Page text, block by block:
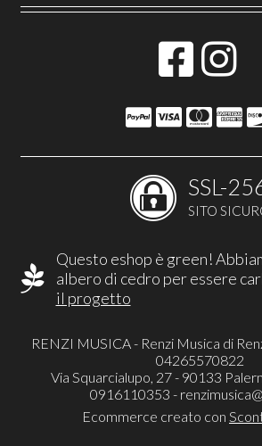
SSL-
SITO
Questo eshop è green!
albero di cedro per essere
il progetto
RENZI MUSICA - Renzi Musica di
04265570822
Via Squarcialupo, 27 - 90133
0916110353 -
Ecommerce creato con